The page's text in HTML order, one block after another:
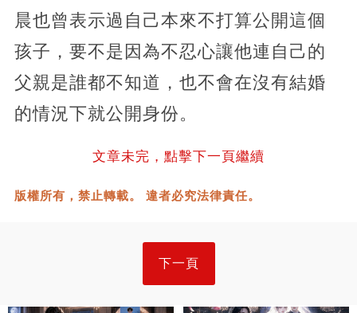
晨也曾表示過自己本來不打算公開這個
孩子，要不是因為不忍心讓他連自己的
父親是誰都不知道，也不會在沒有結婚
的情況下就公開身份。
文章未完，點擊下一頁繼續
版權所有，禁止轉載。 違者必究法律責任。
下一頁